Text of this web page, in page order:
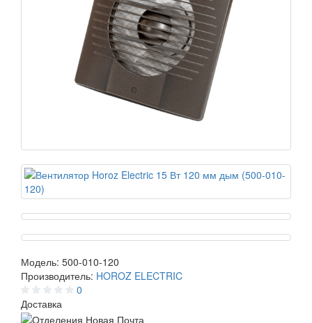
Модель: 500-010-120
Производитель: HOROZ ELECTRIC
0
Доставка